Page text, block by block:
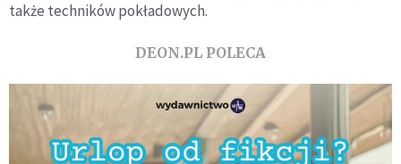
także techników pokładowych.
DEON.PL POLECA